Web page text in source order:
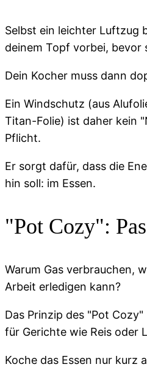
Selbst ein leichter Luftzug
deinem Topf vorbei, bevor
Dein Kocher muss dann
Ein Windschutz (aus
Titan-Folie) ist daher kein
Pflicht.
Er sorgt dafür, dass die
hin soll: im Essen.
"Pot Cozy":
Warum Gas verbrauchen,
Arbeit erledigen kann?
Das Prinzip des "Pot
für Gerichte wie Reis oder
Koche das Essen nur kurz